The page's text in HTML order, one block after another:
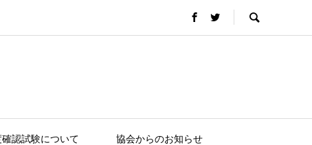
認試験について 協会からのお知らせ